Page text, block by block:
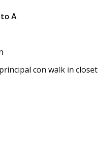
A
con walk in closet